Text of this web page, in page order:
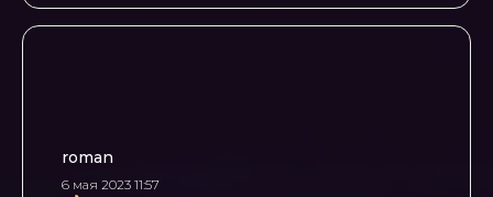
roman
6 мая 2023 11:57